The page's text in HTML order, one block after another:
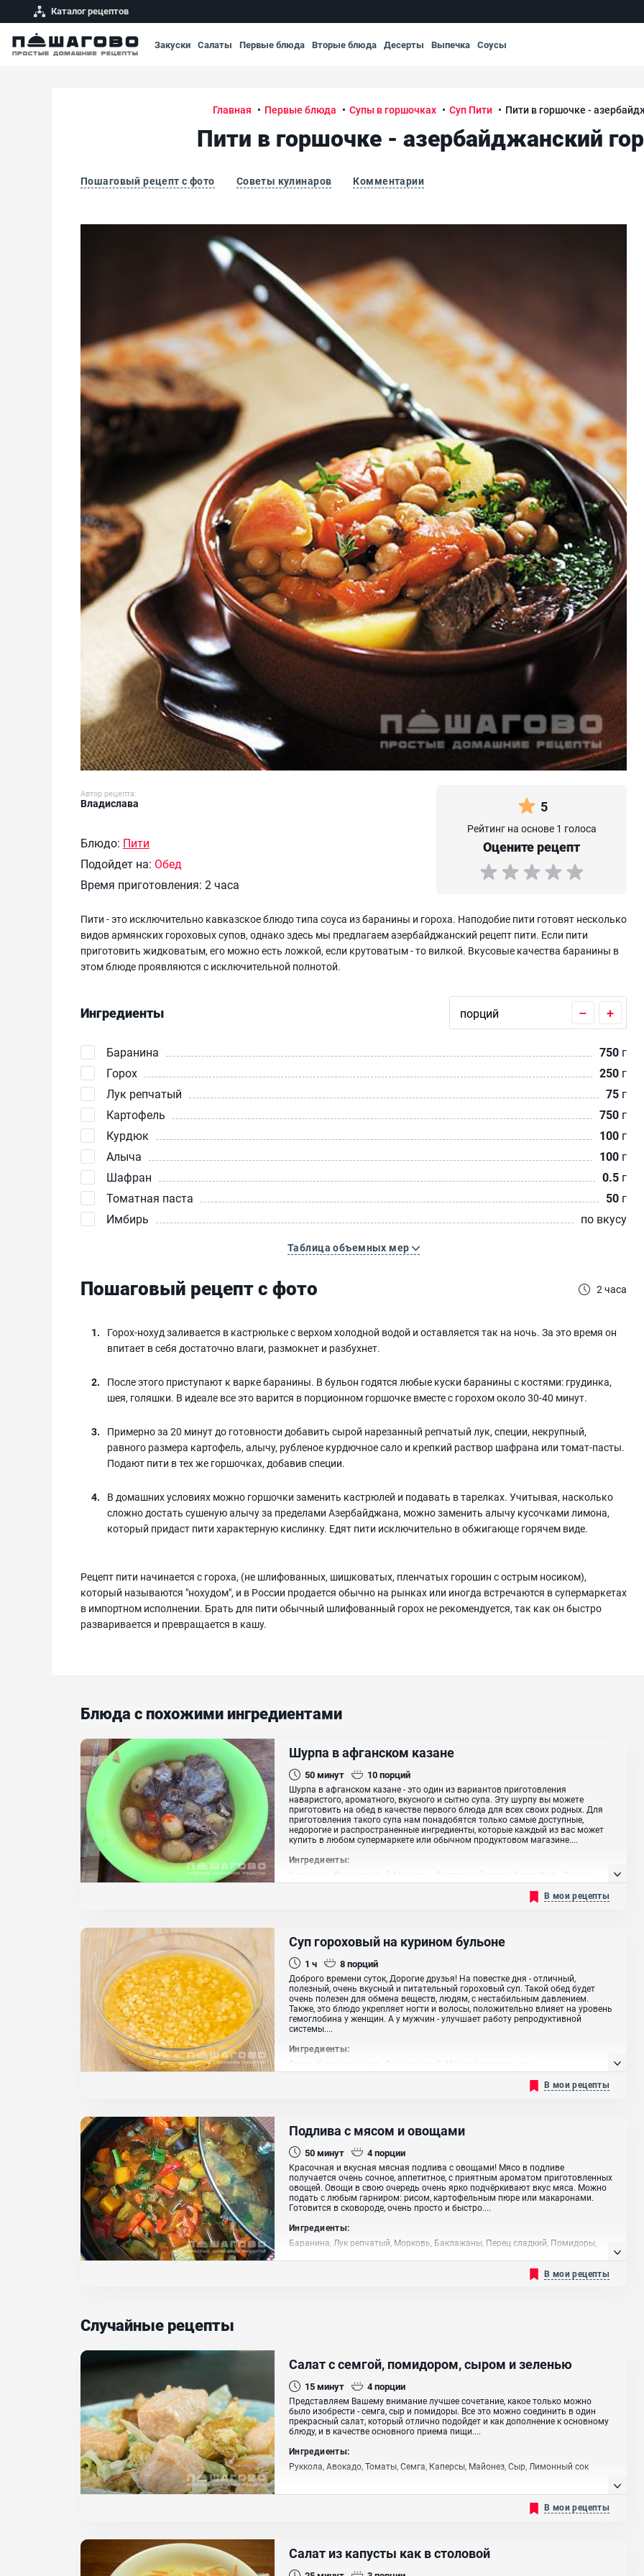
Каталог рецептов
Закуски Салаты Первые блюда Вторые блюда Десерты Выпечка Соусы
Главная Первые блюда Супы в горшочках Суп Пити Пити в горшочке -
Пити в горшочке - азербайджанский
Пошаговый рецепт с фото Советы кулинаров Комментарии
Автор рецепта:
Владислава
Блюдо: Пити
Подойдет на: Обед
Время приготовления: 2 часа
5
Рейтинг на основе 1 голоса
Оцените рецепт
Пити - это исключительно кавказское блюдо типа соуса из баранины и гороха. Наподобие пити готовят несколько
видов армянских гороховых супов, однако здесь мы предлагаем азербайджанский рецепт пити. Если пити
приготовить жидковатым, его можно есть ложкой, если крутоватым - то вилкой. Вкусовые качества баранины в
этом блюде проявляются с исключительной полнотой.
Ингредиенты – +
Баранина 750 г
Горох
250 г
Лук репчатый
75 г
Картофель
750 г
Курдюк
100 г
Алыча
100 г
Шафран
0.5 г
Томатная паста
50 г
Имбирь
по вкусу
Таблица объемных мер
Пошаговый рецепт с фото 2 часа
Горох-нохуд заливается в кастрюльке с верхом холодной водой и оставляется так на ночь. За это время он
впитает в себя достаточно влаги, размокнет и разбухнет.
После этого приступают к варке баранины. В бульон годятся любые куски баранины с костями: грудинка,
шея, голяшки. В идеале все это варится в порционном горшочке вместе с горохом около 30-40 минут.
Примерно за 20 минут до готовности добавить сырой нарезанный репчатый лук, специи, некрупный,
равного размера картофель, алычу, рубленое курдючное сало и крепкий раствор шафрана или томат-пасты.
Подают пити в тех же горшочках, добавив специи.
В домашних условиях можно горшочки заменить кастрюлей и подавать в тарелках. Учитывая, насколько
сложно достать сушеную алычу за пределами Азербайджана, можно заменить алычу кусочками лимона,
который придаст пити характерную кислинку. Едят пити исключительно в обжигающе горячем виде.
Рецепт пити начинается с гороха, (не шлифованных, шишковатых, пленчатых горошин с острым носиком),
который называются "нохудом", и в России продается обычно на рынках или иногда встречаются в супермаркетах
в импортном исполнении. Брать для пити обычный шлифованный горох не рекомендуется, так как он быстро
разваривается и превращается в кашу.
Блюда с похожими ингредиентами
Шурпа в афганском казане
50минут 10порций
Шурпа в афганском казане - это один из вариантов приготовления
наваристого, ароматного, вкусного и сытно супа. Эту шурпу вы можете
приготовить на обед в качестве первого блюда для всех своих родных. Для
приготовления такого супа нам понадобятся только самые доступные,
недорогие и распространенные ингредиенты, которые каждый из вас может
купить в любом супермаркете или обычном продуктовом магазине....
Ингредиенты:
Баранина, Лук репчатый, Морковь , Болгарский перец, Картофель, Специи
В мои рецепты
Суп гороховый на курином бульоне
1 ч 8порций
Доброго времени суток, Дорогие друзья! На повестке дня - отличный,
полезный, очень вкусный и питательный гороховый суп. Такой обед будет
очень полезен для обмена веществ, людям, с нестабильным давлением.
Также, это блюдо укрепляет ногти и волосы, положительно влияет на уровень
гемоглобина у женщин. А у мужчин - улучшает работу репродуктивной
системы....
Ингредиенты:
Горох, Куриная грудка, Лук репчатый, Масло растительное
В мои рецепты
Подлива с мясом и овощами
50минут 4порции
Красочная и вкусная мясная подлива с овощами! Мясо в подливе
получается очень сочное, аппетитное, с приятным ароматом приготовленных
овощей. Овощи в свою очередь очень ярко подчёркивают вкус мяса. Можно
подать с любым гарниром: рисом, картофельным пюре или макаронами.
Готовится в сковороде, очень просто и быстро....
Ингредиенты:
Баранина, Лук репчатый, Морковь, Баклажаны, Перец сладкий, Помидоры,
В мои рецепты
Случайные рецепты
Салат с семгой, помидором, сыром и зеленью
15минут 4порции
Представляем Вашему внимание лучшее сочетание, какое только можно
было изобрести - семга, сыр и помидоры. Все это можно соединить в один
прекрасный салат, который отлично подойдет и как дополнение к основному
блюду, и в качестве основного приема пищи....
Ингредиенты:
Руккола, Авокадо, Томаты, Семга, Каперсы, Майонез, Сыр, Лимонный сок
В мои рецепты
Салат из капусты как в столовой